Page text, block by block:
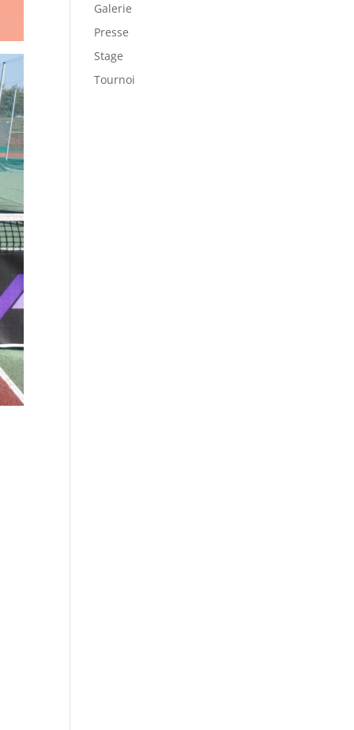
Galerie
Presse
Stage
Tournoi